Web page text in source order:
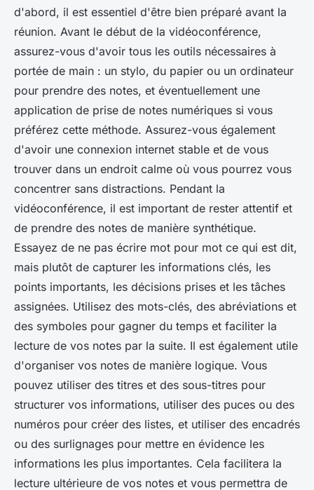
d'abord, il est essentiel d'être bien préparé avant la
réunion. Avant le début de la vidéoconférence,
assurez-vous d'avoir tous les outils nécessaires à
portée de main : un stylo, du papier ou un ordinateur
pour prendre des notes, et éventuellement une
application de prise de notes numériques si vous
préférez cette méthode. Assurez-vous également
d'avoir une connexion internet stable et de vous
trouver dans un endroit calme où vous pourrez vous
concentrer sans distractions. Pendant la
vidéoconférence, il est important de rester attentif et
de prendre des notes de manière synthétique.
Essayez de ne pas écrire mot pour mot ce qui est dit,
mais plutôt de capturer les informations clés, les
points importants, les décisions prises et les tâches
assignées. Utilisez des mots-clés, des abréviations et
des symboles pour gagner du temps et faciliter la
lecture de vos notes par la suite. Il est également utile
d'organiser vos notes de manière logique. Vous
pouvez utiliser des titres et des sous-titres pour
structurer vos informations, utiliser des puces ou des
numéros pour créer des listes, et utiliser des encadrés
ou des surlignages pour mettre en évidence les
informations les plus importantes. Cela facilitera la
lecture ultérieure de vos notes et vous permettra de